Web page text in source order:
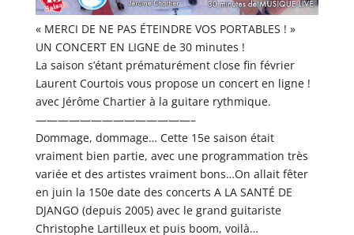
« MERCI DE NE PAS ÉTEINDRE VOS PORTABLES ! »
UN CONCERT EN LIGNE de 30 minutes !
La saison s’étant prématurément close fin février
Laurent Courtois vous propose un concert en ligne !
avec Jérôme Chartier à la guitare rythmique.
——————————————–
Dommage, dommage… Cette 15e saison était
vraiment bien partie, avec une programmation très
variée et des artistes vraiment bons…On allait fêter
en juin la 150e date des concerts A LA SANTÉ DE
DJANGO (depuis 2005) avec le grand guitariste
Christophe Lartilleux et puis boom, voilà…